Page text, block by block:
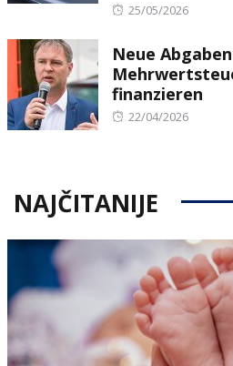
Posted
25/05/2026
Neue
finanzieren
Posted
22/04/2026
NAJČITANIJE